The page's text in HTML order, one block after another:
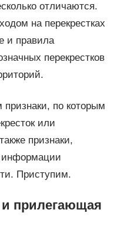
отличаются.
на перекрестках
и правила
перекрестков
по которым
или
признаки,
информации
Приступим.
и прилегающая